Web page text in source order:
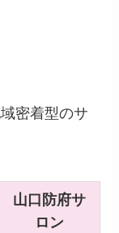
密着型のサ
山口防府サ
ロン